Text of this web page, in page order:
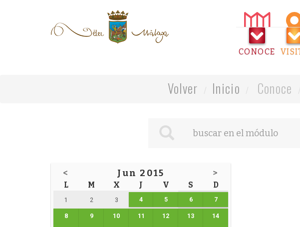
CONOCE
Volver Inicio Conoce
< Jun 2015 >
L M X J V S D
1 2 3 4 5 6 7
8 9 10 11 12 13 14